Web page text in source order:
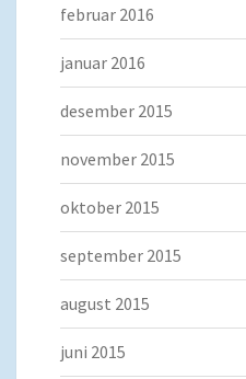
februar 2016
januar 2016
desember 2015
november 2015
oktober 2015
september 2015
august 2015
juni 2015